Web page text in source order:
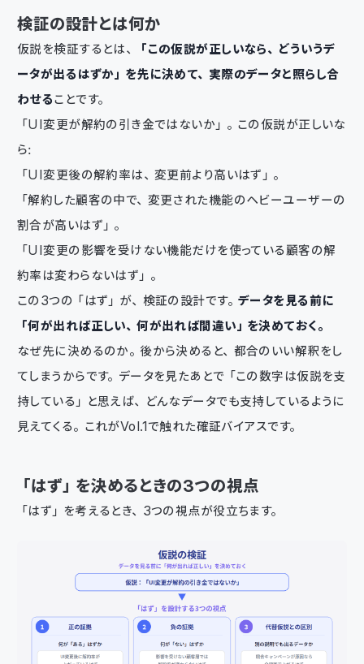
検証の設計とは何か
仮説を検証するとは、
「この仮説が正しいなら、どういうデ
ータが出るはずか」を先に決めて、実際のデータと照らし合
わせることです。
「UI変更が解約の引き金ではないか」。この仮説が正しいな
ら：
「UI変更後の解約率は、変更前より高いはず」。
「解約した顧客の中で、変更された機能のヘビーユーザーの
割合が高いはず」。
「UI変更の影響を受けない機能だけを使っている顧客の解
約率は変わらないはず」。
この3つの「はず」が、検証の設計です。 データを見る前に
「何が出れば正しい、何が出れば間違い」を決めておく。
なぜ先に決めるのか。後から決めると、都合のいい解釈をし
てしまうからです。データを見たあとで「この数字は仮説を支
持している」と思えば、どんなデータでも支持しているように
見えてくる。これがVol.1で触れた確証バイアスです。
「はず」を決めるときの3つの視点
「はず」を考えるとき、3つの視点が役立ちます。